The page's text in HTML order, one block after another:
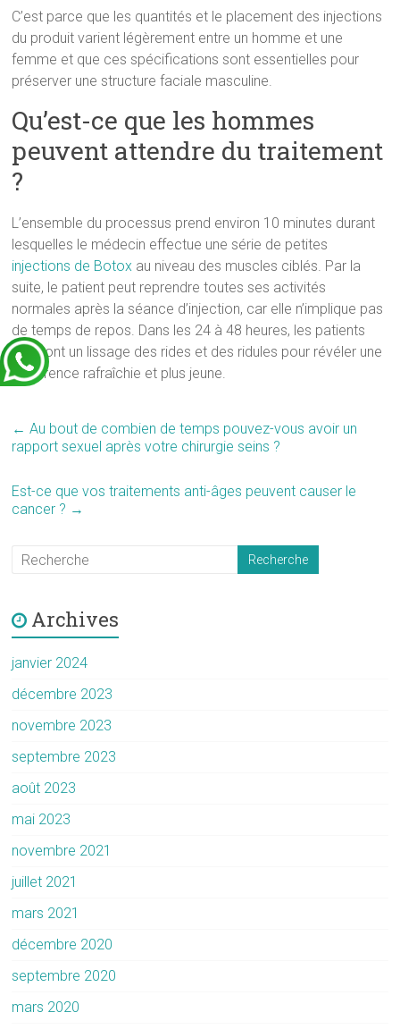
C’est parce que les quantités et le placement des injections
du produit varient légèrement entre un homme et une
femme et que ces spécifications sont essentielles pour
préserver une structure faciale masculine.
Qu’est-ce que les hommes
peuvent attendre du traitement
?
L’ensemble du processus prend environ 10 minutes durant
lesquelles le médecin effectue une série de petites
injections de Botox au niveau des muscles ciblés. Par la
suite, le patient peut reprendre toutes ses activités
normales après la séance d’injection, car elle n’implique pas
de temps de repos. Dans les 24 à 48 heures, les patients
noteront un lissage des rides et des ridules pour révéler une
apparence rafraîchie et plus jeune.
← Au bout de combien de temps pouvez-vous avoir un
rapport sexuel après votre chirurgie seins ?
Est-ce que vos traitements anti-âges peuvent causer le
cancer ? →
Archives
janvier 2024
décembre 2023
novembre 2023
septembre 2023
août 2023
mai 2023
novembre 2021
juillet 2021
mars 2021
décembre 2020
septembre 2020
mars 2020